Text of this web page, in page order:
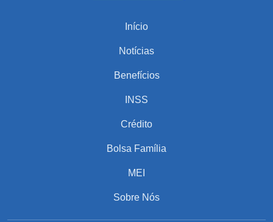
Início
Notícias
Benefícios
INSS
Crédito
Bolsa Família
MEI
Sobre Nós